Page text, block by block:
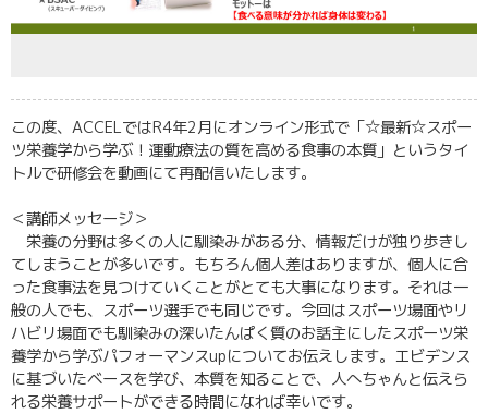
この度、ACCELではR4年2月にオンライン形式で「☆最新☆スポー
ツ栄養学から学ぶ！運動療法の質を高める食事の本質」というタイ
トルで研修会を動画にて再配信いたします。
＜講師メッセージ＞
栄養の分野は多くの人に馴染みがある分、情報だけが独り歩きし
てしまうことが多いです。もちろん個人差はありますが、個人に合
った食事法を見つけていくことがとても大事になります。それは一
般の人でも、スポーツ選手でも同じです。今回はスポーツ場面やリ
ハビリ場面でも馴染みの深いたんぱく質のお話主にしたスポーツ栄
養学から学ぶパフォーマンスupについてお伝えします。エビデンス
に基づいたベースを学び、本質を知ることで、人へちゃんと伝えら
れる栄養サポートができる時間になれば幸いです。